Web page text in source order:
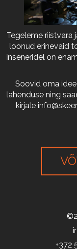
Tegeleme riistvara
loonud erinevaid
inseneridel on
Soovid oma
lahenduse ning
kirjale
+372